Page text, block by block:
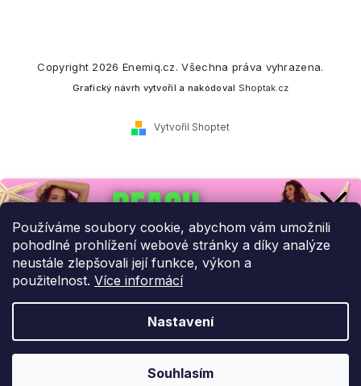
Používáme soubory cookie, abychom vám umožnili
pohodlné prohlížení webové stránky a díky analýze
neustále zlepšovali její funkce, výkon a
použitelnost. Více informácí
Nastavení
Souhlasím
Vytvořil Shoptet
Copyright 2026 Enemiq.cz. Všechna práva vyhrazena.
Grafický návrh vytvořil a nakódoval Shoptak.cz
Přihlaste se k našemu
newsletteru.
Budeme vám posílat informace o našich novinkách a slevových
akcích.
Odebírat newsletter
UPLATNIT SLEVU!